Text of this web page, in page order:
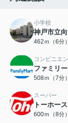
小学校
神戸市立
462ｍ（6分）
コンビニエ
ファミリ
508ｍ（7分）
スーパー
トーホー
600ｍ（8分）